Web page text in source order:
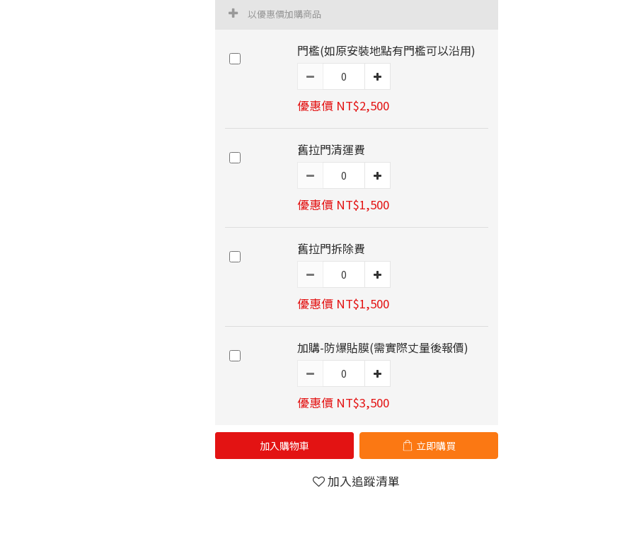
以優惠價加購商品
門檻(如原安裝地點有門檻可以沿用)
優惠價 NT$2,500
舊拉門清運費
優惠價 NT$1,500
舊拉門拆除費
優惠價 NT$1,500
加購-防爆貼膜(需實際丈量後報價)
優惠價 NT$3,500
加入購物車 立即購買
加入追蹤清單